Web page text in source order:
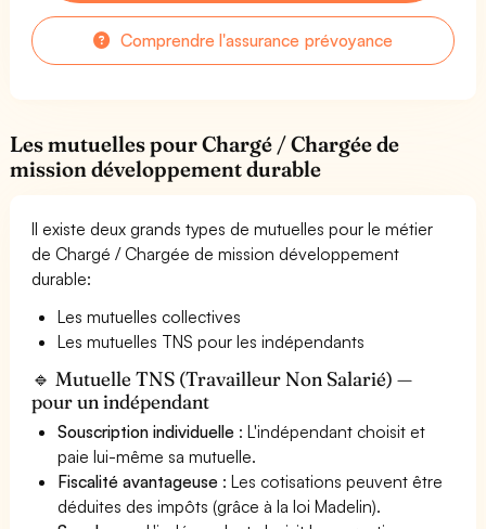
Comprendre l'assurance prévoyance
Les mutuelles pour Chargé / Chargée de
mission développement durable
Il existe deux grands types de mutuelles pour le métier
de Chargé / Chargée de mission développement
durable:
Les mutuelles collectives
Les mutuelles TNS pour les indépendants
🔹 Mutuelle TNS (Travailleur Non Salarié) —
pour un indépendant
Souscription individuelle : L'indépendant choisit et
paie lui-même sa mutuelle.
Fiscalité avantageuse : Les cotisations peuvent être
déduites des impôts (grâce à la loi Madelin).